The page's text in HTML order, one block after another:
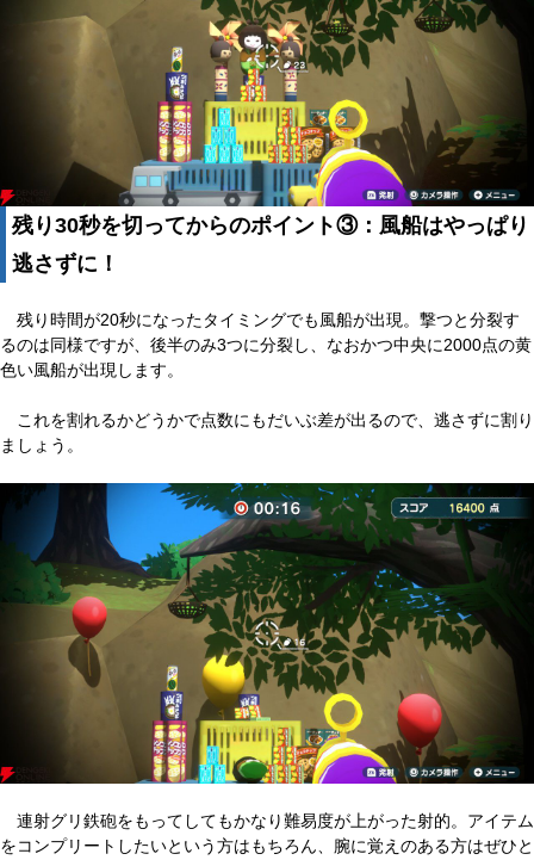
残り30秒を切ってからのポイント③：風船はやっぱり
逃さずに！
残り時間が20秒になったタイミングでも風船が出現。撃つと分裂す
るのは同様ですが、後半のみ3つに分裂し、なおかつ中央に2000点の黄
色い風船が出現します。
これを割れるかどうかで点数にもだいぶ差が出るので、逃さずに割り
ましょう。
連射グリ鉄砲をもってしてもかなり難易度が上がった射的。アイテム
をコンプリートしたいという方はもちろん、腕に覚えのある方はぜひと